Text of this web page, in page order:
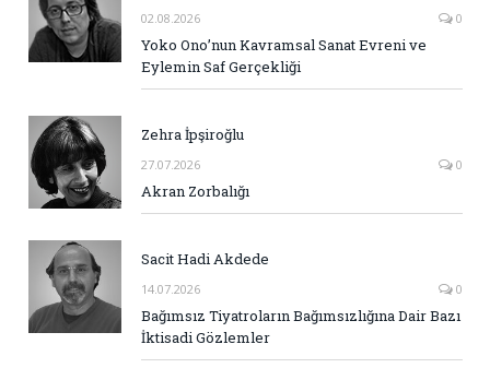
02.08.2026 0
Yoko Ono’nun Kavramsal Sanat Evreni ve
Eylemin Saf Gerçekliği
Zehra İpşiroğlu
27.07.2026 0
Akran Zorbalığı
Sacit Hadi Akdede
14.07.2026 0
Bağımsız Tiyatroların Bağımsızlığına Dair Bazı
İktisadi Gözlemler